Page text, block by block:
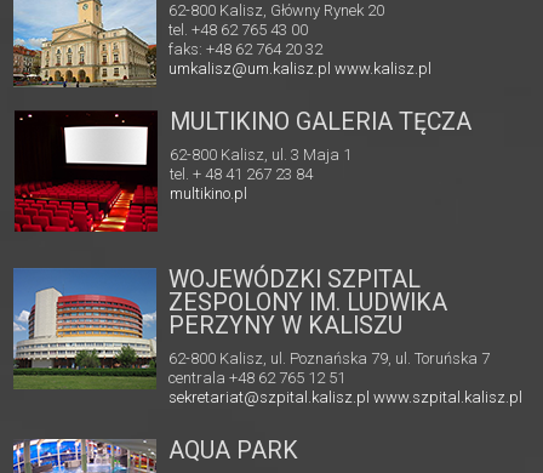
62-800 Kalisz, Główny Rynek 20
tel. +48 62 765 43 00
faks: +48 62 764 20 32
umkalisz@um.kalisz.plwww.kalisz.pl
MULTIKINO GALERIA TĘCZA
62-800 Kalisz, ul. 3 Maja 1
tel. + 48 41 267 23 84
multikino.pl
WOJEWÓDZKI SZPITAL
ZESPOLONY IM. LUDWIKA
PERZYNY W KALISZU
62-800 Kalisz, ul. Poznańska 79, ul. Toruńska 7
centrala +48 62 765 12 51
sekretariat@szpital.kalisz.pl www.szpital.kalisz.pl
AQUA PARK